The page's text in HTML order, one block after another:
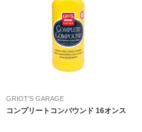
GRIOT'S GARAGE
コンプリートコンパウンド 16オンス